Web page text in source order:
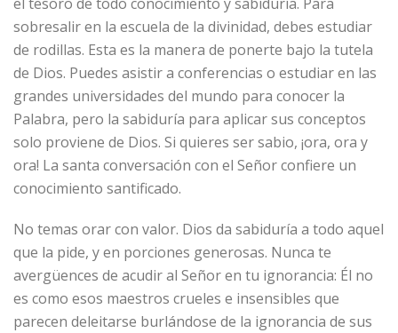
sobresalir en la escuela de la divinidad, debes estudiar
de rodillas. Esta es la manera de ponerte bajo la tutela
de Dios. Puedes asistir a conferencias o estudiar en las
grandes universidades del mundo para conocer la
Palabra, pero la sabiduría para aplicar sus conceptos
solo proviene de Dios. Si quieres ser sabio, ¡ora, ora y
ora! La santa conversación con el Señor confiere un
conocimiento santificado.
No temas orar con valor. Dios da sabiduría a todo aquel
que la pide, y en porciones generosas. Nunca te
avergüences de acudir al Señor en tu ignorancia: Él no
es como esos maestros crueles e insensibles que
parecen deleitarse burlándose de la ignorancia de sus